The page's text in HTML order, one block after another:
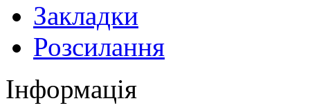
Закладки
Розсилання
Інформація